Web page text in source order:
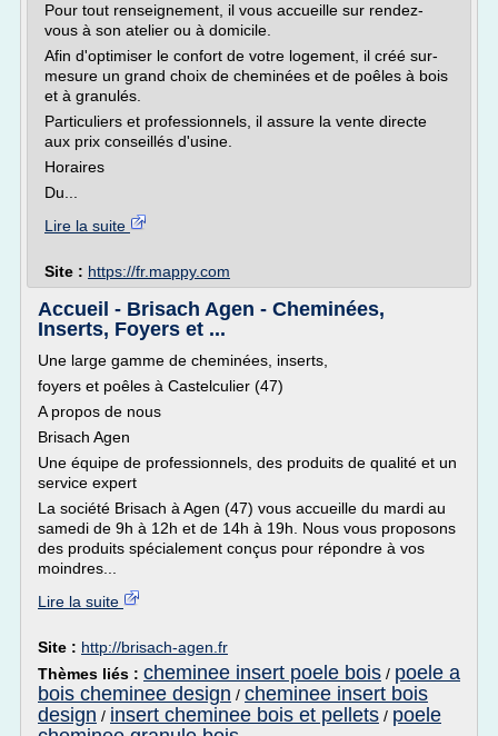
Pour tout renseignement, il vous accueille sur rendez-
vous à son atelier ou à domicile.
Afin d'optimiser le confort de votre logement, il créé sur-
mesure un grand choix de cheminées et de poêles à bois
et à granulés.
Particuliers et professionnels, il assure la vente directe
aux prix conseillés d'usine.
Horaires
Du...
Lire la suite
Site : https://fr.mappy.com
Accueil - Brisach Agen - Cheminées,
Inserts, Foyers et ...
Une large gamme de cheminées, inserts,
foyers et poêles à Castelculier (47)
A propos de nous
Brisach Agen
Une équipe de professionnels, des produits de qualité et un
service expert
La société Brisach à Agen (47) vous accueille du mardi au
samedi de 9h à 12h et de 14h à 19h. Nous vous proposons
des produits spécialement conçus pour répondre à vos
moindres...
Lire la suite
Site : http://brisach-agen.fr
Thèmes liés : cheminee insert poele bois / poele a
bois cheminee design / cheminee insert bois
design / insert cheminee bois et pellets / poele